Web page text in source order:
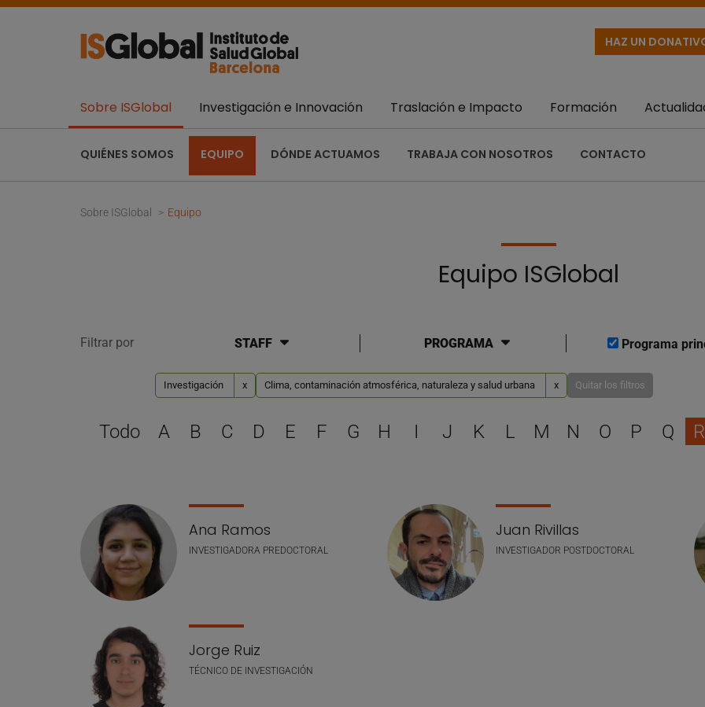
HAZ UN
Sobre ISGlobal
QUIÉNES SOMOS EQUIPO DÓNDE ACTUAMOS TRABAJA CON NOSOTROS CONTACTO
Investigación e Innovación Traslación e Impacto Formación
Sobre ISGlobal Equipo
Equipo ISGlobal
Filtrar por STAFF PROGRAMA Programa
Investigación x Clima, contaminación atmosférica, naturaleza y salud urbana x Quitar los filtros
Selecciona una letra
Todo A B C D E F G H I J K L M N O P Q R
Lista de personal
Ana Ramos
INVESTIGADORA PREDOCTORAL
Juan Rivillas
INVESTIGADOR POSTDOCTORAL
Jorge Ruiz
TÉCNICO DE INVESTIGACIÓN